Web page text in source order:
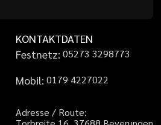
KONTAKTDATEN
Festnetz: 05273 3298773
Mobil: 01 79 4227022
Adresse / Route: